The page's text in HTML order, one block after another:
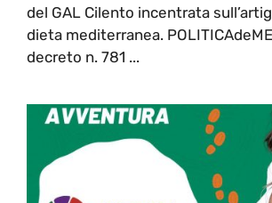
del GAL Cilento incentrata
dieta mediterranea.
decreto n. 781 ...